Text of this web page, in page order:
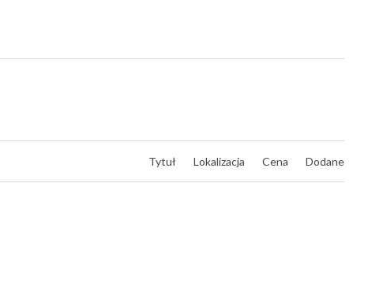
Tytuł Lokalizacja Cena Dodane